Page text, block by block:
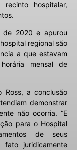
hospitalar,
de 2020 e apurou
regional são
a que estavam
mensal de
Ross, a conclusão
demonstrar
não ocorria. “E
para o Hospital
de seus
juridicamente